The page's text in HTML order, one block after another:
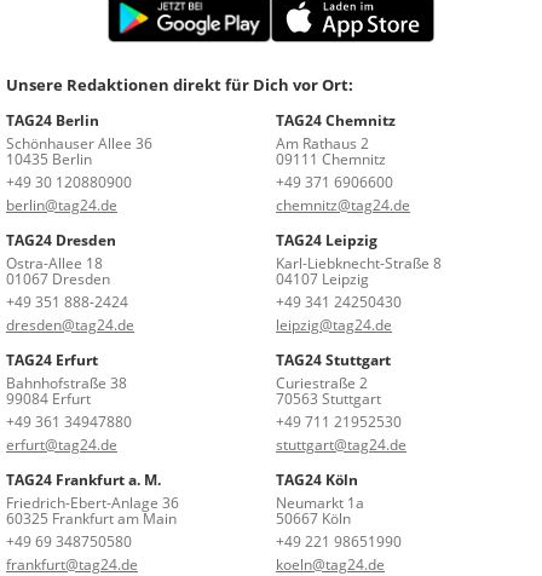
Unsere Redaktionen direkt für Dich vor Ort:
TAG24 Berlin
Schönhauser Allee 36
10435 Berlin
+49 30 120880900
berlin@tag24.de
TAG24 Chemnitz
Am Rathaus 2
09111 Chemnitz
+49 371 6906600
chemnitz@tag24.de
TAG24 Dresden
Ostra-Allee 18
01067 Dresden
+49 351 888-2424
dresden@tag24.de
TAG24 Leipzig
Karl-Liebknecht-Straße 8
04107 Leipzig
+49 341 24250430
leipzig@tag24.de
TAG24 Erfurt
Bahnhofstraße 38
99084 Erfurt
+49 361 34947880
erfurt@tag24.de
TAG24 Stuttgart
Curiestraße 2
70563 Stuttgart
+49 711 21952530
stuttgart@tag24.de
TAG24 Frankfurt a. M.
Friedrich-Ebert-Anlage 36
60325 Frankfurt am Main
+49 69 348750580
frankfurt@tag24.de
TAG24 Köln
Neumarkt 1a
50667 Köln
+49 221 98651990
koeln@tag24.de